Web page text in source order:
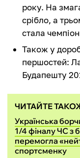
року. На
срібло, а
стала
Також у
першостей:
Будапешту
ЧИТАЙТЕ
Українська
1/4 фіналу ЧС з
перемогла
спортсменку